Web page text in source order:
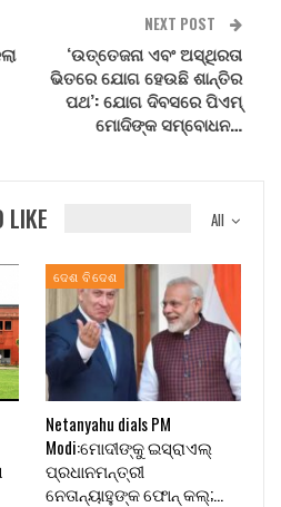
NEXT POST
‘ଉତ୍ତେଜନା ଏବଂ ଅସ୍ଥିରତା
ଭିତରେ ଯୋଗ ହେଉଛି ଶାନ୍ତିର
ପଥ’: ଯୋଗ ଦିବସରେ ପିଏମ୍
ମୋଦିଙ୍କ ସମ୍ବୋଧନ…
All
LIKE
ଦେଶ ବିଦେଶ
Netanyahu dials PM
Modi:ମୋଦୀଙ୍କୁ ଇସ୍ରାଏଲ୍
ପ୍ରଧାନମନ୍ତ୍ରୀ
ନେତାନ୍ୟାହୁଙ୍କ ଫୋନ୍ କଲ୍;…